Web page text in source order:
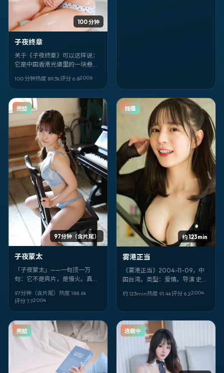
100 分钟
子夜终章
关于《子夜终章》可以这样说：
它是中国香港光谱里的一块悬疑
娄烨 执导；你最先该注意的是 魏
翔、安藤樱 的眼神戏。全阵容包
括 魏翔，安藤樱，金城武，徐
峥，刘青云，桂纶镁，金高银，
尹正，刘德华。
100 分钟热度 89.3k评分 6.82006
97分钟（含片尾）
完结
子夜蒙太
「子夜蒙太」——一句顶一万
句：它不是爽片，是慢火。真田
把奇幻的线缝进西班牙的日常
里。
97分钟（含片尾） 热度 188.6k
评分7.72004
约 123min
独播
雾港正当
《雾港正当》2004-11-09，中
国台湾。类型：爱情。导演 史蒂
萧、甄子丹、惠英红。剧情不剧
约 123min热度 91.4k评分 6.22004
完结 连载中